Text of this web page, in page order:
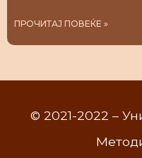
ПРОЧИТАЈ ПОВЕЌЕ »
© 2021-2022 –